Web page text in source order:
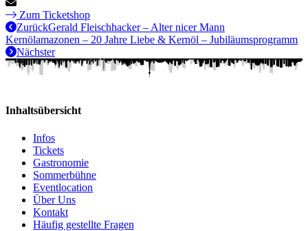
Zum Ticketshop
ZurückGerald Fleischhacker – Alter nicer Mann
Kernölamazonen – 20 Jahre Liebe & Kernöl – Jubiläumsprogramm
Nächster
Inhaltsübersicht
Infos
Tickets
Gastronomie
Sommerbühne
Eventlocation
Über Uns
Kontakt
Häufig gestellte Fragen